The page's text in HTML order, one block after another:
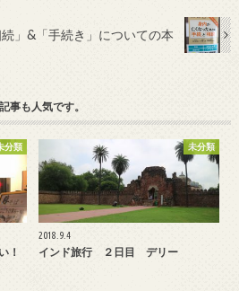
」&「手続き」についての本
事も人気です。
分類
！
未分類
2018.9.4
インド旅行 ２日目 デリー